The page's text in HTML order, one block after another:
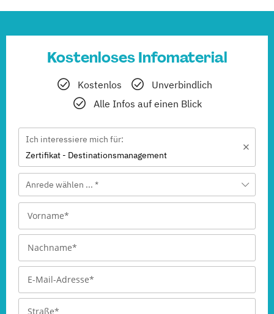
Kostenloses Infomaterial
Kostenlos
Unverbindlich
Alle Infos auf einen Blick
Ich interessiere mich für:
Zertifikat - Destinationsmanagement
Anrede wählen ... *